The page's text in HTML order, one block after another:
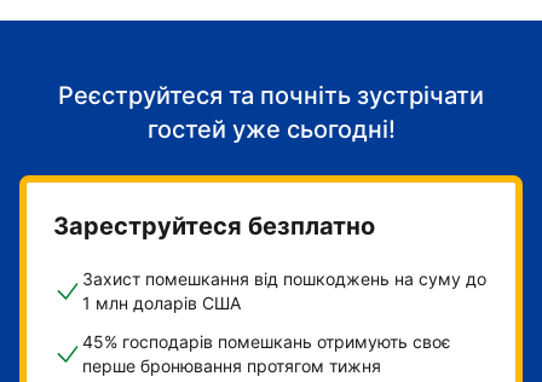
Реєструйтеся та почніть зустрічати
гостей уже сьогодні!
Зареструйтеся безплатно
Захист помешкання від пошкоджень на суму до
1 млн доларів США
45% господарів помешкань отримують своє
перше бронювання протягом тижня